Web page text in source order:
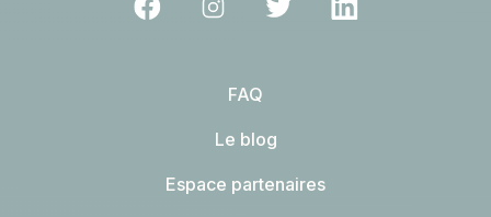
FAQ
Le blog
Espace partenaires